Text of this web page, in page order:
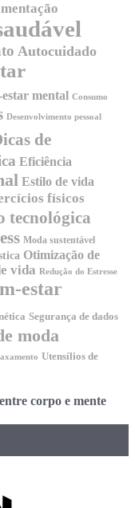
Autocuidado
estar mental Consumo
Desenvolvimento pessoal
de
Eficiência
Estilo de vida
físicos
tecnológica
Moda sustentável
Otimização de
vida Redução do Estresse
estar
Segurança de dados
moda
Utensílios de
corpo e mente